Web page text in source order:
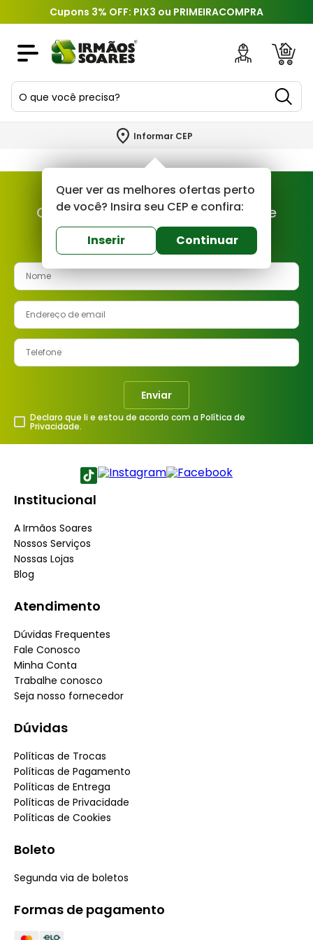
Cupons 3% OFF: PIX3 ou PRIMEIRACOMPRA
O que você precisa?
Informar CEP
Quer ver as melhores ofertas perto
de você? Insira seu CEP e confira:
Inserir Continuar
Cadastre-se e fique por dentro de
nossas novidades e ofertas!
Enviar
Declaro que li e estou de acordo com a Política de
Privacidade.
Institucional
A Irmãos Soares
Nossos Serviços
Nossas Lojas
Blog
Atendimento
Dúvidas Frequentes
Fale Conosco
Minha Conta
Trabalhe conosco
Seja nosso fornecedor
Dúvidas
Políticas de Trocas
Políticas de Pagamento
Políticas de Entrega
Políticas de Privacidade
Políticas de Cookies
Boleto
Segunda via de boletos
Formas de pagamento
TERMOS MAIS BUSCADOS
porta
revestimento
telha
6º
argamassa
7º
tinta
8º
cimento
9º
vaso sanitário